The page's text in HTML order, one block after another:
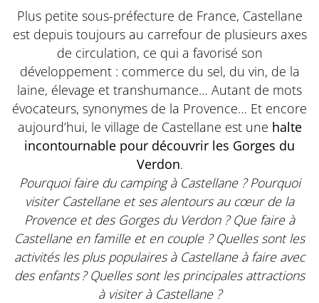
Plus petite sous-préfecture de France, Castellane
est depuis toujours au carrefour de plusieurs axes
de circulation, ce qui a favorisé son
développement : commerce du sel, du vin, de la
laine, élevage et transhumance… Autant de mots
évocateurs, synonymes de la Provence… Et encore
aujourd’hui, le village de Castellane est une halte
incontournable pour découvrir les Gorges du
Verdon.
Pourquoi faire du camping à Castellane ? Pourquoi
visiter Castellane et ses alentours au cœur de la
Provence et des Gorges du Verdon ? Que faire à
Castellane en famille et en couple ? Quelles sont les
activités les plus populaires à Castellane à faire avec
des enfants ? Quelles sont les principales attractions
à visiter à Castellane ?